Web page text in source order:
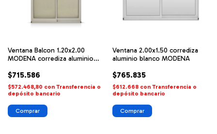
Ventana Balcon 1.20x2.00
MODENA corrediza aluminio
$715.586
$572.468,80 con Transferencia o
depósito bancario
Ventana 2.00x1.50 corrediza
aluminio blanco MODENA
$765.835
$612.668 con Transferencia o
depósito bancario